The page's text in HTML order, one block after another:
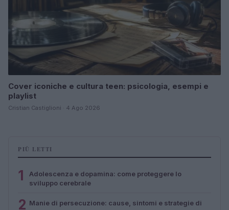
Cover iconiche e cultura teen: psicologia, esempi e
playlist
Cristian Castiglioni · 4 Ago 2026
PIÙ LETTI
1
Adolescenza e dopamina: come proteggere lo
sviluppo cerebrale
2 Manie di persecuzione: cause, sintomi e strategie di